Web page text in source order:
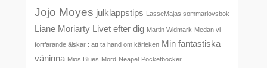
Jojo Moyes julklappstips LasseMajas sommarlovsbok
Liane Moriarty Livet efter dig Martin Widmark Medan vi
fortfarande älskar : att ta hand om kärleken Min fantastiska
väninna Mios Blues Mord Neapel Pocketböcker